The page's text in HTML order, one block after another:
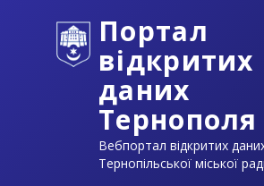
Портал
відкритих
даних
Тернополя
Вебпортал відкритих
Тернопільської міської